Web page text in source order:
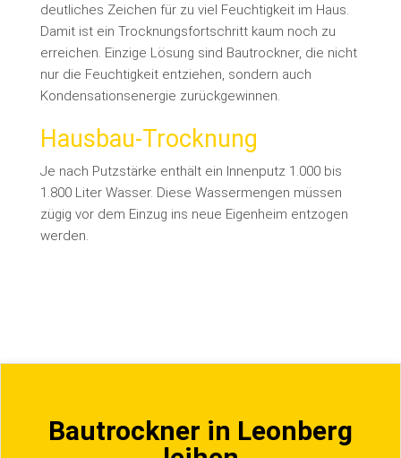
deutliches Zeichen für zu viel Feuchtigkeit im Haus.
Damit ist ein Trocknungsfortschritt kaum noch zu
erreichen. Einzige Lösung sind Bautrockner, die nicht
nur die Feuchtigkeit entziehen, sondern auch
Kondensationsenergie zurückgewinnen.
Hausbau-Trocknung
Je nach Putzstärke enthält ein Innenputz 1.000 bis
1.800 Liter Wasser. Diese Wassermengen müssen
zügig vor dem Einzug ins neue Eigenheim entzogen
werden.
Bautrockner in Leonberg